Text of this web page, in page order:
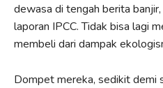
dewasa di tengah berita
laporan IPCC. Tidak bisa lagi
membeli dari dampak
Dompet mereka, sedikit demi